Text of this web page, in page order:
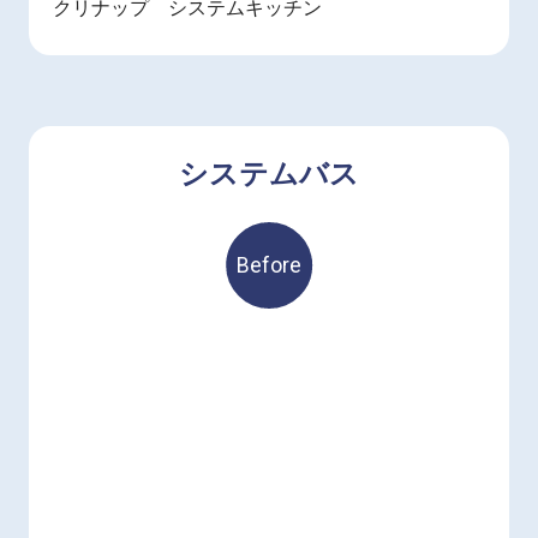
クリナップ システムキッチン
システムバス
Before